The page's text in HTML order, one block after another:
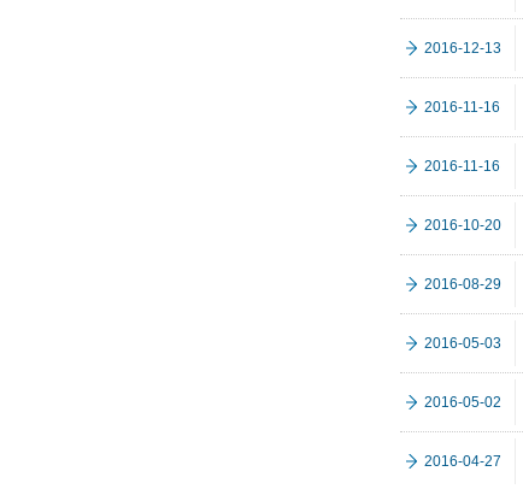
2016-12-13
2016-11-16
2016-11-16
2016-10-20
2016-08-29
2016-05-03
2016-05-02
2016-04-27